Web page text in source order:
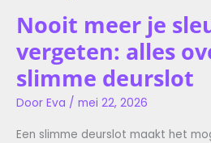
Nooit meer je
vergeten: alles
slimme deurslot
Door Eva / mei 22, 2026
Een slimme deurslot maakt het